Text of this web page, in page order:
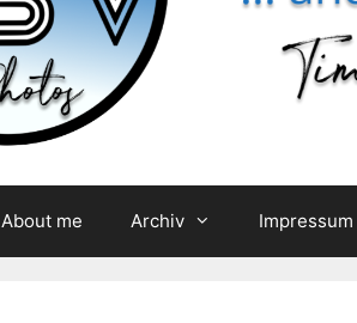
About me Archiv Impressum